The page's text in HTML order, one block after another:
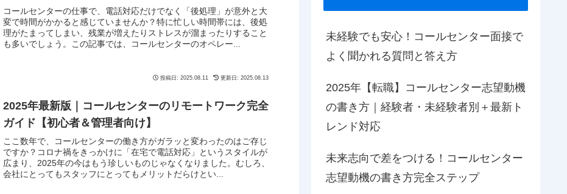
コールセンターの仕事で、電話対応だけでなく「後処理」が意外と大
変で時間がかかると感じていませんか？特に忙しい時間帯には、後処
理がたまってしまい、残業が増えたりストレスが溜まったりすること
も多いでしょう。この記事では、コールセンターのオペレー...
投稿日: 2025.08.11 更新日: 2025.08.13
2025年最新版｜コールセンターのリモートワーク完全
ガイド【初心者＆管理者向け】
ここ数年で、コールセンターの働き方がガラッと変わったのはご存じ
ですか？コロナ禍をきっかけに「在宅で電話対応」というスタイルが
広まり、2025年の今はもう珍しいものじゃなくなりました。むしろ、
会社にとってもスタッフにとってもメリットだらけとい...
未経験でも安心！コールセンター面接で
よく聞かれる質問と答え方
2025年【転職】コールセンター志望動機
の書き方｜経験者・未経験者別＋最新ト
レンド対応
未来志向で差をつける！コールセンター
志望動機の書き方完全ステップ